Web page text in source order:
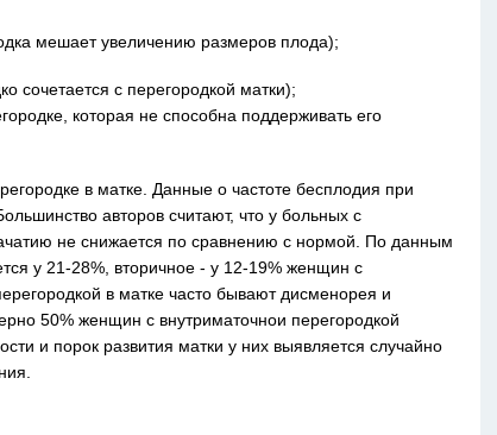
мешает увеличению размеров плода);
сочетается с перегородкой матки);
которая не способна поддерживать его
в матке. Данные о частоте бесплодия при
авторов считают, что у больных с
не снижается по сравнению с нормой. По данным
у 21-28%, вторичное - у 12-19% женщин с
в матке часто бывают дисменорея и
50% женщин с внутриматочнои перегородкой
и порок развития матки у них выявляется случайно